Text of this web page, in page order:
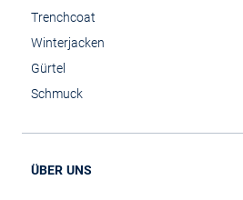
Trenchcoat
Winterjacken
Gürtel
Schmuck
ÜBER UNS